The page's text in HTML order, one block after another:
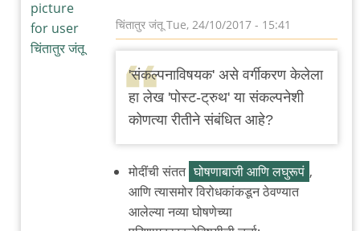
चिंतातुर जंतूTue, 24/10/2017 - 15:41
In
reply
to
अँ?
भट
'संकल्पनाविषयक' असे वर्गीकरण केलेला
हा लेख 'पोस्ट-ट्रुथ' या संकल्पनेशी
कोणत्या रीतीने संबंधित आहे?
मोदींची संतत घोषणाबाजी आणि लघुरूपं ,
आणि त्यासमोर विरोधकांकडून ठेवण्यात
आलेल्या नव्या घोषणेच्या